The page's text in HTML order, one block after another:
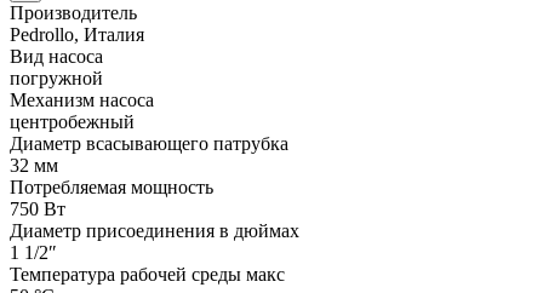
Производитель
Pedrollo, Италия
Вид насоса
погружной
Механизм насоса
центробежный
Диаметр всасывающего патрубка
32 мм
Потребляемая мощность
750 Вт
Диаметр присоединения в дюймах
1 1/2″
Температура рабочей среды макс